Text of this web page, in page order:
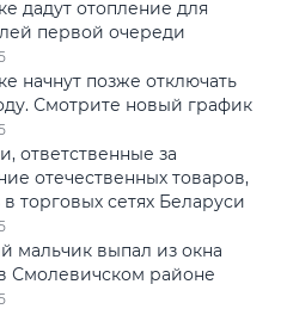
дадут отопление для
первой очереди
начнут позже отключать
Смотрите новый график
ответственные за
отечественных товаров,
торговых сетях Беларуси
мальчик выпал из окна
Смолевичском районе